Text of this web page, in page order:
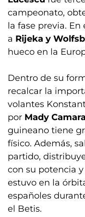
campeonato,
la fase previa.
a Rijeka y
hueco en la
Dentro de su
recalcar la
volantes
por Mady Camara
guineano tiene
físico. Además,
partido,
con su potencia
estuvo en la
españoles
el Betis.